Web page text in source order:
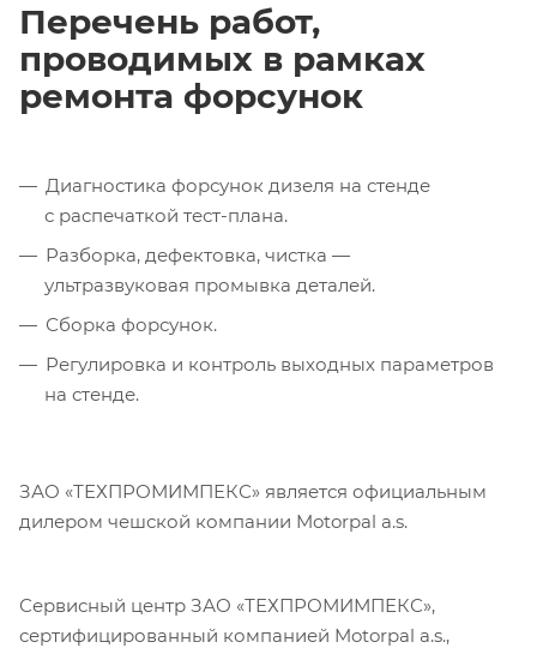
Перечень работ,
проводимых в рамках
ремонта форсунок
Диагностика форсунок дизеля на стенде
с распечаткой тест-плана.
Разборка, дефектовка, чистка —
ультразвуковая промывка деталей.
Сборка форсунок.
Регулировка и контроль выходных параметров
на стенде.
ЗАО «ТЕХПРОМИМПЕКС» является официальным
дилером чешской компании Motorpal a.s.
Сервисный центр ЗАО «ТЕХПРОМИМПЕКС»,
сертифицированный компанией Motorpal a.s.,